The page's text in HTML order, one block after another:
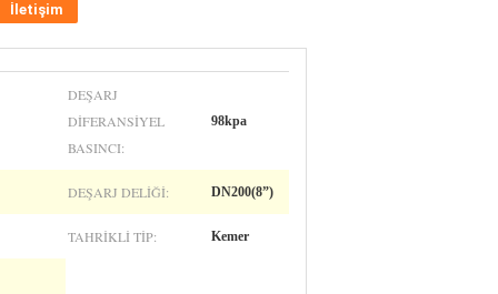
İletişim
DEŞARJ
DIFERANSIYEL
BASINCI:
98kpa
DEŞARJ DELIĞI: DN200(8”)
TAHRIKLI TIP: Kemer